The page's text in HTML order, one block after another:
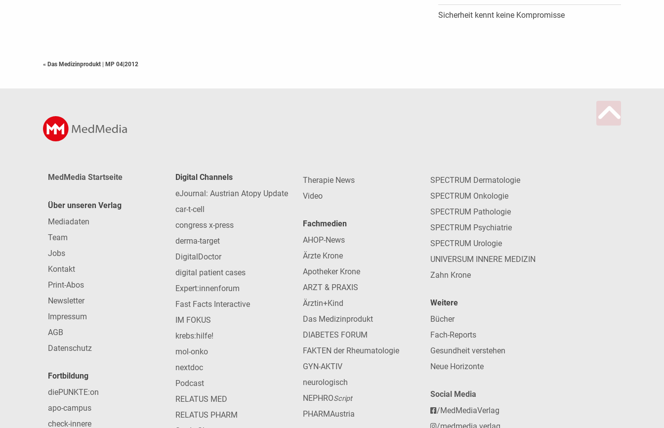
Sicherheit kennt keine Kompromisse
« Das Medizinprodukt | MP 04|2012
MedMedia Startseite
Über unseren Verlag
Mediadaten
Team
Jobs
Kontakt
Print-Abos
Newsletter
Impressum
AGB
Datenschutz
Fortbildung
diePUNKTE:on
apo-campus
check-innere
Digital Channels
eJournal: Austrian Atopy Update
car-t-cell
congress x-press
derma-target
DigitalDoctor
digital patient cases
Expert:innenforum
Fast Facts Interactive
IM FOKUS
krebs:hilfe!
mol-onko
nextdoc
Podcast
RELATUS MED
RELATUS PHARM
Therapie News
Video
Fachmedien
AHOP-News
Ärzte Krone
Apotheker Krone
ARZT & PRAXIS
Ärztin+Kind
Das Medizinprodukt
DIABETES FORUM
FAKTEN der Rheumatologie
GYN-AKTIV
neurologisch
NEPHROScript
PHARMAustria
SPECTRUM Dermatologie
SPECTRUM Onkologie
SPECTRUM Pathologie
SPECTRUM Psychiatrie
SPECTRUM Urologie
UNIVERSUM INNERE MEDIZIN
Zahn Krone
Weitere
Bücher
Fach-Reports
Gesundheit verstehen
Neue Horizonte
Social Media
/MedMediaVerlag